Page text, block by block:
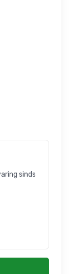
sinds